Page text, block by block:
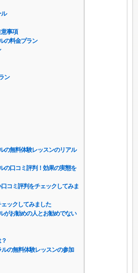
事項
の料金プラン
ン
の無料体験レッスンのリアル
の口コミ評判！効果の実態を
コミ評判をチェックしてみま
ックしてみました
がお勧めの人とお勧めでない
の無料体験レッスンの参加